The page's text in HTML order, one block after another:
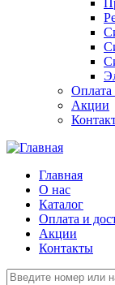
Оплата
Акции
Главная
О нас
Каталог
Оплата и
Акции
Контакты